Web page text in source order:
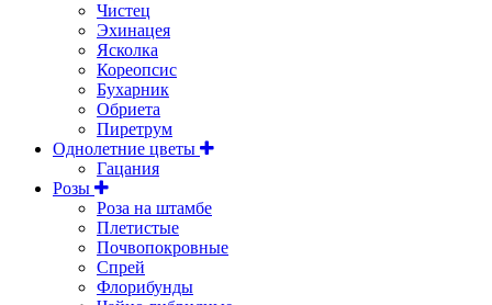
Чистец
Эхинацея
Ясколка
Кореопсис
Бухарник
Обриета
Пиретрум
Однолетние цветы
Гацания
Розы
Роза на штамбе
Плетистые
Почвопокровные
Спрей
Флорибунды